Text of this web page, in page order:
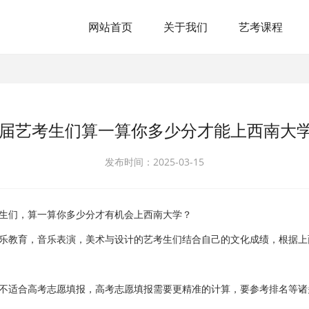
网站首页 关于我们 艺考课程
艺考生们算一算你多少分才能上西南大
发布时间：2025-03-15
们，算一算你多少分才有机会上西南大学？
教育，音乐表演，美术与设计的艺考生们结合自己的文化成绩，根据
适合高考志愿填报，高考志愿填报需要更精准的计算，要参考排名等